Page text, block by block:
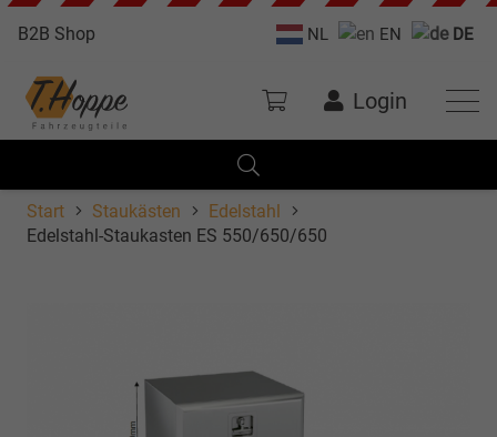
B2B Shop NL EN DE
Login
Start Staukästen
Edelstahl
Edelstahl-Staukasten ES 550/650/650